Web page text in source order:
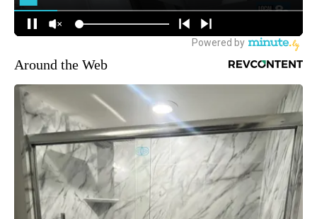
Around the Web